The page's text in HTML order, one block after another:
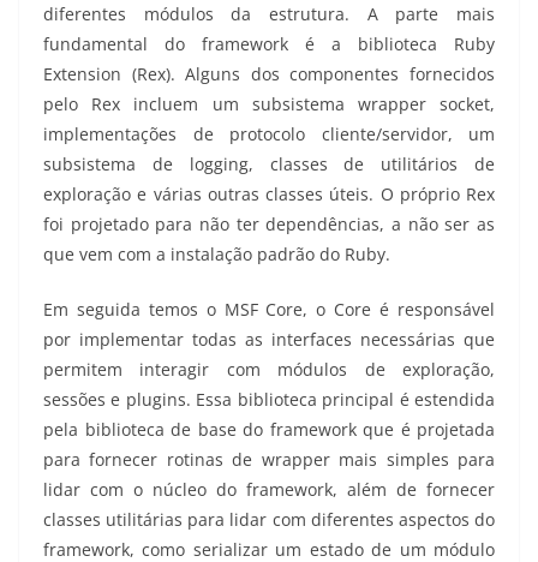
diferentes módulos da estrutura. A parte mais
fundamental do framework é a biblioteca Ruby
Extension (Rex). Alguns dos componentes fornecidos
pelo Rex incluem um subsistema wrapper socket,
implementações de protocolo cliente/servidor, um
subsistema de logging, classes de utilitários de
exploração e várias outras classes úteis. O próprio Rex
foi projetado para não ter dependências, a não ser as
que vem com a instalação padrão do Ruby.
Em seguida temos o MSF Core, o Core é responsável
por implementar todas as interfaces necessárias que
permitem interagir com módulos de exploração,
sessões e plugins. Essa biblioteca principal é estendida
pela biblioteca de base do framework que é projetada
para fornecer rotinas de wrapper mais simples para
lidar com o núcleo do framework, além de fornecer
classes utilitárias para lidar com diferentes aspectos do
framework, como serializar um estado de um módulo